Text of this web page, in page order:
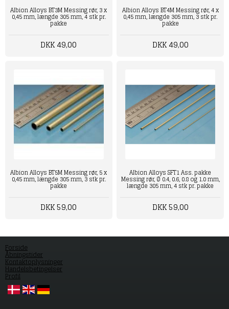
Albion Alloys BT3M Messing rør, 3 x
0,45 mm, længde 305 mm, 4 stk pr.
pakke
DKK 49,00
Albion Alloys BT4M Messing rør, 4 x
0,45 mm, længde 305 mm, 3 stk pr.
pakke
DKK 49,00
Albion Alloys BT5M Messing rør, 5 x
0,45 mm, længde 305 mm, 3 stk pr.
pakke
DKK 59,00
Albion Alloys SFT1 Ass. pakke
Messing rør, Ø 0.4, 0.6, 0.8 og 1.0 mm,
længde 305 mm, 4 stk pr. pakke
DKK 59,00
Forside
Åbningstider
Kontaktoplysninger
Handelsbetingelser
Profil